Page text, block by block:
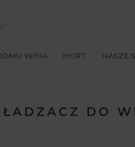
WINA HURT NASZE
DO